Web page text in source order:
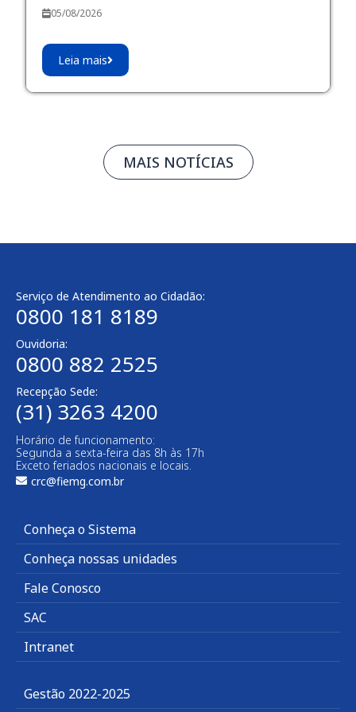
05/08/2026
Leia mais
MAIS NOTÍCIAS
Serviço de Atendimento ao Cidadão:
0800 181 8189
Ouvidoria:
0800 882 2525
Recepção Sede:
(31) 3263 4200
Horário de funcionamento:
Segunda a sexta-feira das 8h às 17h
Exceto feriados nacionais e locais.
crc@fiemg.com.br
Conheça o Sistema
Conheça nossas unidades
Fale Conosco
SAC
Intranet
Gestão 2022-2025